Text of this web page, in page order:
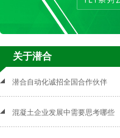
关于潜合
潜合自动化诚招全国合作伙伴
混凝土企业发展中需要思考哪些